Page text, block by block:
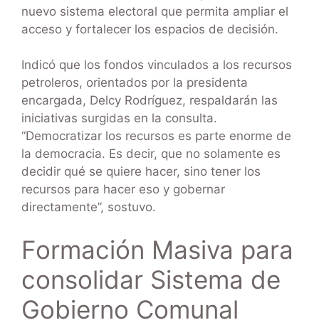
nuevo sistema electoral que permita ampliar el
acceso y fortalecer los espacios de decisión.
Indicó que los fondos vinculados a los recursos
petroleros, orientados por la presidenta
encargada, Delcy Rodríguez, respaldarán las
iniciativas surgidas en la consulta.
“Democratizar los recursos es parte enorme de
la democracia. Es decir, que no solamente es
decidir qué se quiere hacer, sino tener los
recursos para hacer eso y gobernar
directamente”, sostuvo.
Formación Masiva para
consolidar Sistema de
Gobierno Comunal